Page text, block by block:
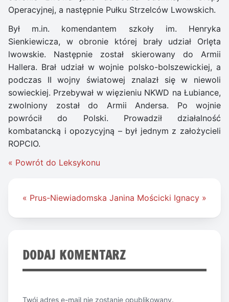
Operacyjnej, a następnie Pułku Strzelców Lwowskich.
Był m.in. komendantem szkoły im. Henryka
Sienkiewicza, w obronie której brały udział Orlęta
lwowskie. Następnie został skierowany do Armii
Hallera. Brał udział w wojnie polsko-bolszewickiej, a
podczas II wojny światowej znalazł się w niewoli
sowieckiej. Przebywał w więzieniu NKWD na Łubiance,
zwolniony został do Armii Andersa. Po wojnie
powrócił do Polski. Prowadził działalność
kombatancką i opozycyjną – był jednym z założycieli
ROPCIO.
« Powrót do Leksykonu
Nawigacja
« Prus-Niewiadomska Janina Mościcki Ignacy »
DODAJ KOMENTARZ
Twój adres e-mail nie zostanie opublikowany.